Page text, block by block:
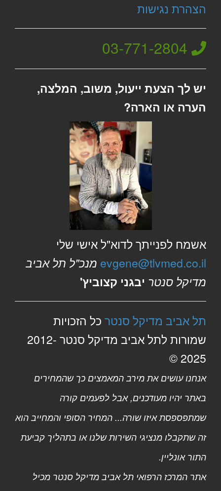
הצהרת נגישות
03-771-2804
יש לך הצעת ייעול, משוב, המלצה,
הערה או הארה?
אשמח לפנייתך לדוא"ל אישי שלי
evgene@tlvmed.co.il מנכ"ל תל אביב
מדיקל סנטר יבגני קצוביץ'
תל אביב מדיקל סנטר כל הזכויות
שמורות לתל אביב מדיקל סנטר 2012-
2025 ©
אנחנו עושים את מירב המאמצים כך שהמחירים
באתר יהיו מעודכנים, אבל לפעמים קורה
שמתפספסת איזו שורה... המחיר הסופי והמחייב הוא
זה שתקבלו מנציגי השירות שלנו או בתהליך קביעת
התור אונליין.
אתר המרכז הרפואי תל אביב מדיקל סנטר מכיל